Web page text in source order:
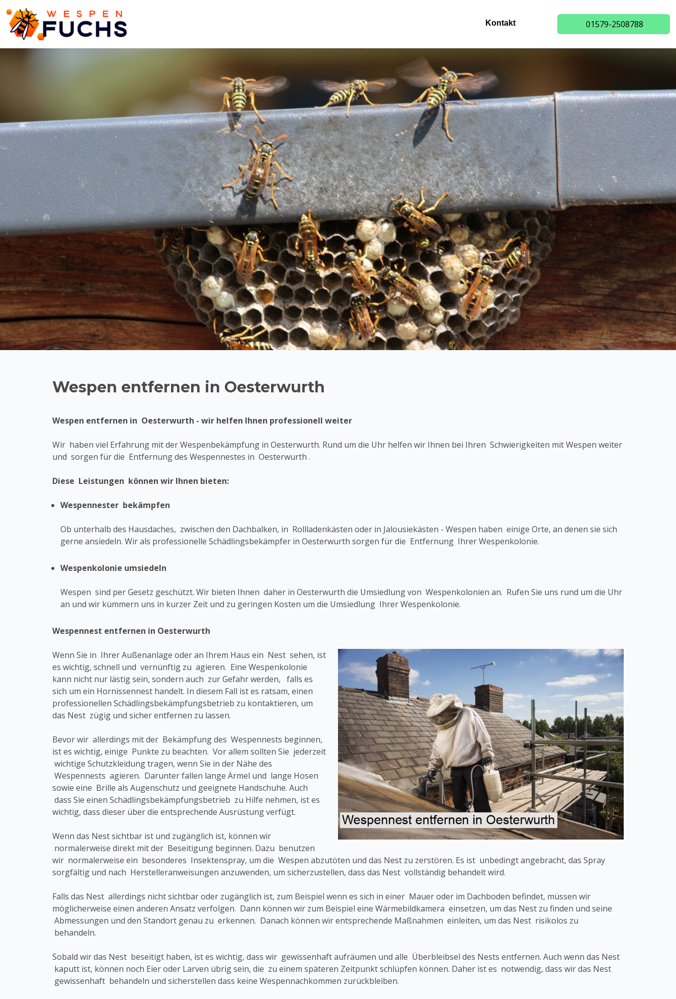
Kontakt 01579-2508788
Wespen entfernen in Oesterwurth
Wespen entfernen in Oesterwurth - wir helfen Ihnen professionell weiter
Wir haben viel Erfahrung mit der Wespenbekämpfung in Oesterwurth. Rund um die Uhr helfen wir Ihnen bei Ihren Schwierigkeiten mit Wespen weiter
und sorgen für die Entfernung des Wespennestes in Oesterwurth .
Diese Leistungen können wir Ihnen bieten:
Wespennester bekämpfen
Ob unterhalb des Hausdaches, zwischen den Dachbalken, in Rollladenkästen oder in Jalousiekästen - Wespen haben einige Orte, an denen sie sich
gerne ansiedeln. Wir als professionelle Schädlingsbekämpfer in Oesterwurth sorgen für die Entfernung Ihrer Wespenkolonie.
Wespenkolonie umsiedeln
Wespen sind per Gesetz geschützt. Wir bieten Ihnen daher in Oesterwurth die Umsiedlung von Wespenkolonien an. Rufen Sie uns rund um die Uhr
an und wir kümmern uns in kurzer Zeit und zu geringen Kosten um die Umsiedlung Ihrer Wespenkolonie.
Wespennest entfernen in Oesterwurth
Wenn Sie in Ihrer Außenanlage oder an Ihrem Haus ein Nest sehen, ist
es wichtig, schnell und vernünftig zu agieren. Eine Wespenkolonie
kann nicht nur lästig sein, sondern auch zur Gefahr werden, falls es
sich um ein Hornissennest handelt. In diesem Fall ist es ratsam, einen
professionellen Schädlingsbekämpfungsbetrieb zu kontaktieren, um
das Nest zügig und sicher entfernen zu lassen.
Bevor wir allerdings mit der Bekämpfung des Wespennests beginnen,
ist es wichtig, einige Punkte zu beachten. Vor allem sollten Sie jederzeit
wichtige Schutzkleidung tragen, wenn Sie in der Nähe des
Wespennests agieren. Darunter fallen lange Ärmel und lange Hosen
sowie eine Brille als Augenschutz und geeignete Handschuhe. Auch
dass Sie einen Schädlingsbekämpfungsbetrieb zu Hilfe nehmen, ist es
wichtig, dass dieser über die entsprechende Ausrüstung verfügt.
Wenn das Nest sichtbar ist und zugänglich ist, können wir
normalerweise direkt mit der Beseitigung beginnen. Dazu benutzen
wir normalerweise ein besonderes Insektenspray, um die Wespen abzutöten und das Nest zu zerstören. Es ist unbedingt angebracht, das Spray
sorgfältig und nach Herstelleranweisungen anzuwenden, um sicherzustellen, dass das Nest vollständig behandelt wird.
Falls das Nest allerdings nicht sichtbar oder zugänglich ist, zum Beispiel wenn es sich in einer Mauer oder im Dachboden befindet, müssen wir
möglicherweise einen anderen Ansatz verfolgen. Dann können wir zum Beispiel eine Wärmebildkamera einsetzen, um das Nest zu finden und seine
Abmessungen und den Standort genau zu erkennen. Danach können wir entsprechende Maßnahmen einleiten, um das Nest risikolos zu
behandeln.
Sobald wir das Nest beseitigt haben, ist es wichtig, dass wir gewissenhaft aufräumen und alle Überbleibsel des Nests entfernen. Auch wenn das Nest
kaputt ist, können noch Eier oder Larven übrig sein, die zu einem späteren Zeitpunkt schlüpfen können. Daher ist es notwendig, dass wir das Nest
gewissenhaft behandeln und sicherstellen dass keine Wespennachkommen zurückbleiben.